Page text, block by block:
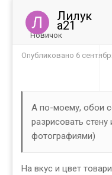
Лилук
а21
Новичок
Опубликовано 6
А по-моему, обои
разрисовать
фотографиями)
На вкус и цвет